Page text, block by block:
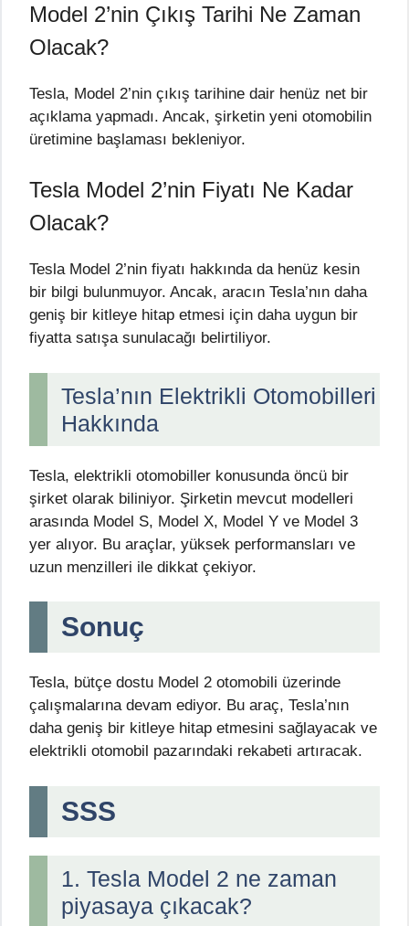
Model 2’nin Çıkış Tarihi Ne Zaman
Olacak?
Tesla, Model 2’nin çıkış tarihine dair henüz net bir
açıklama yapmadı. Ancak, şirketin yeni otomobilin
üretimine başlaması bekleniyor.
Tesla Model 2’nin Fiyatı Ne Kadar
Olacak?
Tesla Model 2’nin fiyatı hakkında da henüz kesin
bir bilgi bulunmuyor. Ancak, aracın Tesla’nın daha
geniş bir kitleye hitap etmesi için daha uygun bir
fiyatta satışa sunulacağı belirtiliyor.
Tesla’nın Elektrikli Otomobilleri
Hakkında
Tesla, elektrikli otomobiller konusunda öncü bir
şirket olarak biliniyor. Şirketin mevcut modelleri
arasında Model S, Model X, Model Y ve Model 3
yer alıyor. Bu araçlar, yüksek performansları ve
uzun menzilleri ile dikkat çekiyor.
Sonuç
Tesla, bütçe dostu Model 2 otomobili üzerinde
çalışmalarına devam ediyor. Bu araç, Tesla’nın
daha geniş bir kitleye hitap etmesini sağlayacak ve
elektrikli otomobil pazarındaki rekabeti artıracak.
SSS
1. Tesla Model 2 ne zaman
piyasaya çıkacak?